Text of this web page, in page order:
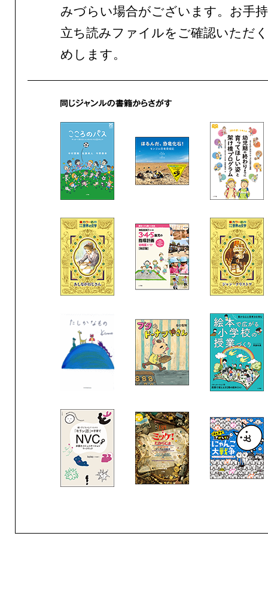
みづらい場合がございます。お手
立ち読みファイルをご確認いただ
めします。